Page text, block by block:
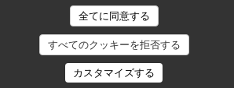
全てに同意する
すべてのクッキーを拒否する
カスタマイズする